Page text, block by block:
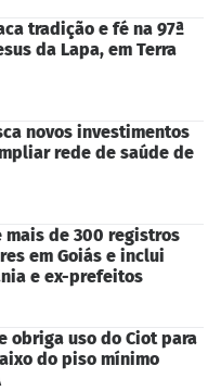
tradição e fé na 97ª
da Lapa, em Terra
novos investimentos
rede de saúde de
mais de 300 registros
em Goiás e inclui
e ex-prefeitos
obriga uso do Ciot para
do piso mínimo